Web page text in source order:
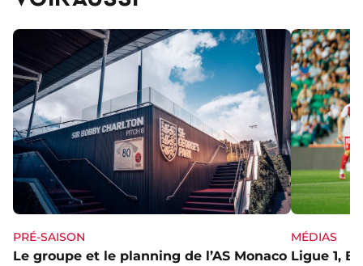
PRÉ-SAISON
Le groupe et le planning de l’AS Monaco
MÉDIAS
Ligue 1,